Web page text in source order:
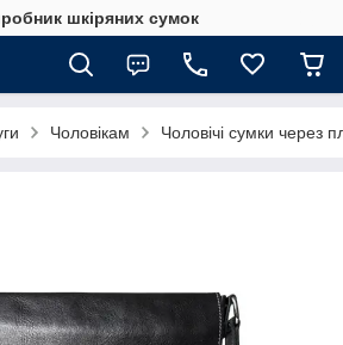
шкіряних сумок
Чоловікам Чоловічі сумки через